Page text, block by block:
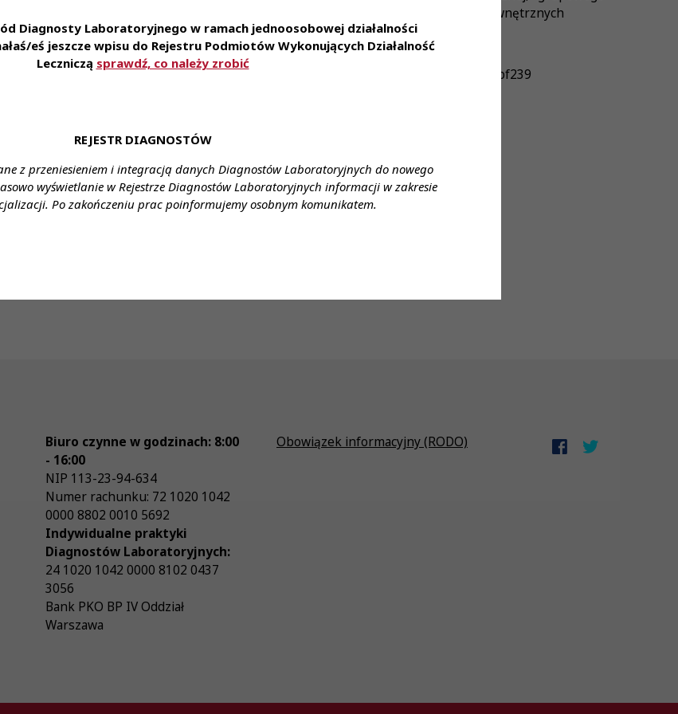
Diagnosty Laboratoryjnego w ramach jednoosobowej działalności
eś jeszcze wpisu do Rejestru Podmiotów Wykonujących Działalność
Leczniczą sprawdź, co należy zrobić
REJESTR DIAGNOSTÓW
z przeniesieniem i integracją danych Diagnostów Laboratoryjnych do nowego
wyświetlanie w Rejestrze Diagnostów Laboratoryjnych informacji w zakresie
Po zakończeniu prac poinformujemy osobnym komunikatem.
badania laboratoryjne, kursów językowych on-line • Biorą udział w rekrutacjach wewnętrznych
za pośrednictwem formularza:
FormTemplates/RecruitmentForm.aspx?WebID=1361f630013348c89bada2bf84fbf239
gwarantowane ustawowe wynagrodzenie
o pracę, kontrakt
Biuro czynne w godzinach: 8:00
- 16:00
NIP 113-23-94-634
Numer rachunku: 72 1020 1042
0000 8802 0010 5692
Indywidualne praktyki
Diagnostów Laboratoryjnych:
24 1020 1042 0000 8102 0437
3056
Bank PKO BP IV Oddział
Warszawa
Obowiązek informacyjny (RODO)